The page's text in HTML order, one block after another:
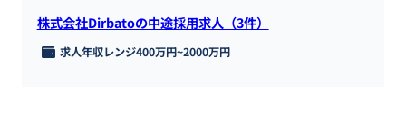
株式会社Dirbatoの中途採用求人（3件）
求人年収レンジ400万円~2000万円